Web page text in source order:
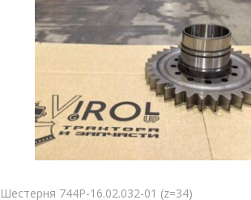
Шестерня 744Р-16.02.032-01 (z=34)